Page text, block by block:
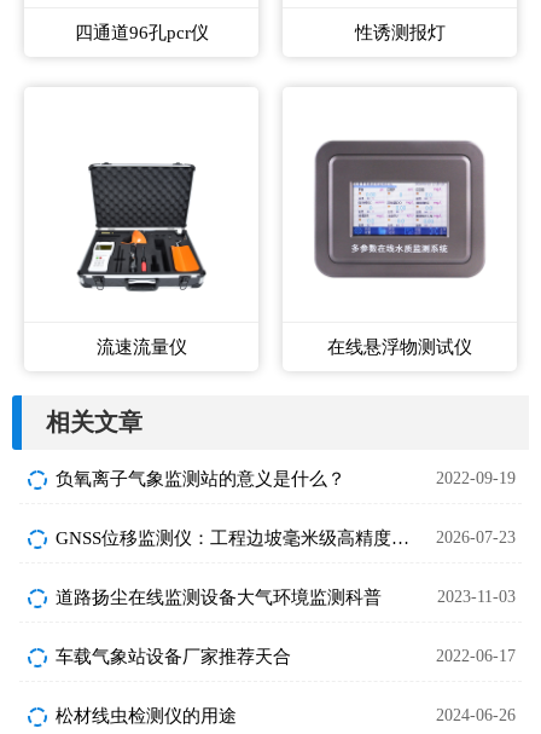
四通道96孔pcr仪 性诱测报灯
流速流量仪 在线悬浮物测试仪
相关文章
负氧离子气象监测站的意义是什么？ 2022-09-19
GNSS位移监测仪：工程边坡毫米级高精度安全监测设备 2026-07-23
道路扬尘在线监测设备大气环境监测科普 2023-11-03
车载气象站设备厂家推荐天合 2022-06-17
松材线虫检测仪的用途 2024-06-26